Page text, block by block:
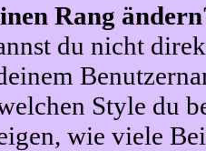
Rang
du nicht
Style du
wie viele